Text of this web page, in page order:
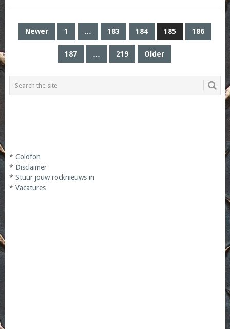
POSTS
PAGINATION
Newer 1 … 183 184 185 186
187 … 219 Older
* Colofon
* Disclaimer
* Stuur jouw rocknieuws in
* Vacatures